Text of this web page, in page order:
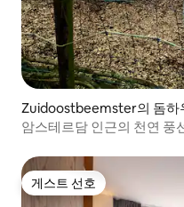
Zuidoostbeemster의 돔하
암스테르담 인근의 천연 풍
게스트 선호
게스트 선호